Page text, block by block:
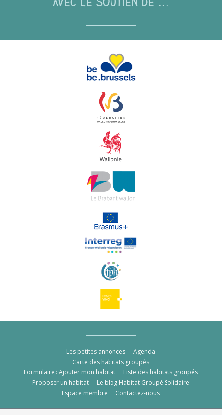
Les petites annonces
Agenda
Carte des habitats groupés
Formulaire : Ajouter mon habitat
Liste des habitats groupés
Proposer un habitat
Le blog Habitat Groupé Solidaire
Espace membre
Contactez-nous